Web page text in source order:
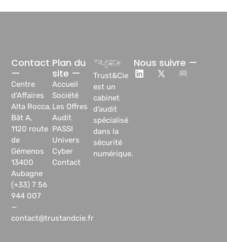
Trust&Cie
est un
cabinet
d’audit
spécialisé
dans la
sécurité
numérique.
Plan du
site —
Accueil
Société
Les Offres
Audit
PASSI
Univers
Cyber
Contact
Contact
—
Centre
d’Affaires
Alta Rocca,
Bât A,
1120 route
de
Gémenos
13400
Aubagne
(+33) 7 56
944 007
—
contact@trustandcie.fr
Nous suivre —